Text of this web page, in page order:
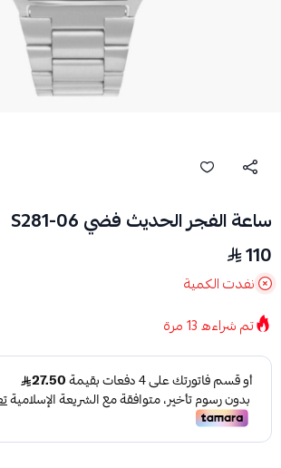
ساعة الفجر الحديث فضي S281-06
110
نفدت الكمية
تم شراءه13مرة